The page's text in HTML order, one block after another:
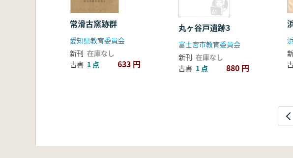
常滑古窯跡群
愛知県教育委員会
新刊 在庫なし
古書 1 点 633 円
丸ヶ谷戸遺跡3
富士宮市教育委員会
新刊 在庫なし
古書 1 点 880 円